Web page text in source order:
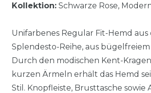
Kollektion: Schwarze Rose,
Unifarbenes Regular Fit-Hemd aus
Splendesto-Reihe, aus bügelfreiem
Durch den modischen Kent-
kurzen Ärmeln erhält das Hemd
Stil. Knopfleiste, Brusttasche sowie